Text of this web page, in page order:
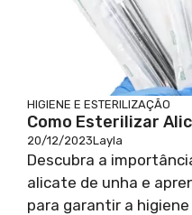
HIGIENE E ESTERILIZAÇÃO
Como Esterilizar
20/12/2023Layla
Descubra a
alicate de unha e
para garantir a